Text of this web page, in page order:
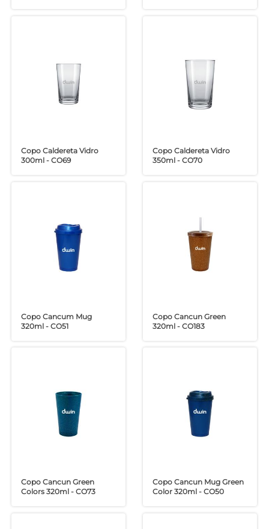
Copo Caldereta Vidro
300ml - CO69
Copo Caldereta Vidro
350ml - CO70
Copo Cancum Mug
320ml - CO51
Copo Cancun Green
320ml - CO183
Copo Cancun Green
Colors 320ml - CO73
Copo Cancun Mug Green
Color 320ml - CO50